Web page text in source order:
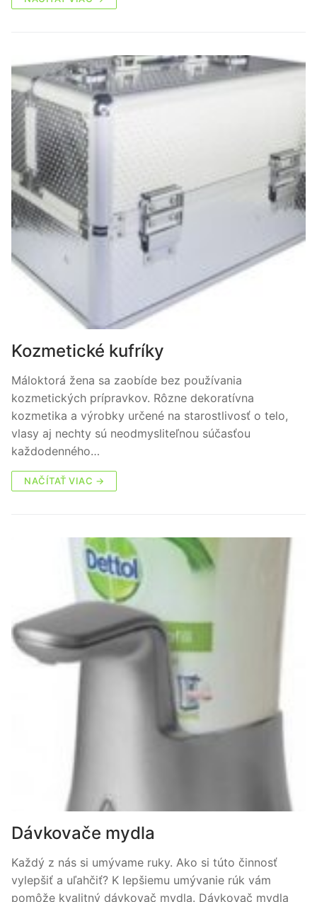
Kozmetické kufríky
Máloktorá žena sa zaobíde bez používania
kozmetických prípravkov. Rôzne dekoratívna
kozmetika a výrobky určené na starostlivosť o telo,
vlasy aj nechty sú neodmysliteľnou súčasťou
každodenného…
NAČÍTAŤ VIAC →
Dávkovače mydla
Každý z nás si umývame ruky. Ako si túto činnosť
vylepšiť a uľahčiť? K lepšiemu umývanie rúk vám
pomôže kvalitný dávkovač mydla. Dávkovač mydla